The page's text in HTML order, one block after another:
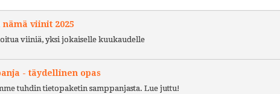
nämä viinit 2025
viiniä, yksi jokaiselle kuukaudelle
- täydellinen opas
tuhdin tietopaketin samppanjasta. Lue juttu!